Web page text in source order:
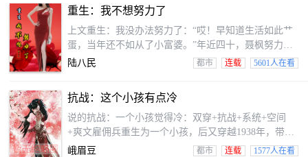
一：“这还是掠夺，都会给桂系准备‘续命’的资本。”三
天时间，十万立方米的空间，我搬空了整个兵工厂。当
花生米在的谋划如何复位时，我已经在广西，悄悄点亮
了军工科技的树状图。这一次，历史的走向，由我决
重生：我不想努力了
上文重生：我没办法努力了：“哎！早知道生活如此艹
蛋，当年还不如从了小富婆。”年近四十，聂枫努力工
作，努力讨好每一人，最终却努力成让我们嘴里的笑
他到公司加班，被狂舔多年的班花和情夫开车撞倒.班
花担心奸情泄露，建议情夫再压他一次.....他重生于高
中就读之际，再次面临另一个的令他后悔的选择机遇。
搞钱，搞地位，搞人。聂枫重生后的三项志愿，待
陆八民 都市 连载 5601人在看
抗战：这个小孩有点冷
说的抗战：一个小孩觉得冷：双穿+抗战+系统+空间
+爽文雇佣兵重生为一个小孩，后又穿越1938年，带着
系统的他闯荡在那动荡的岁月…
峨眉豆 都市 连载 1577人在看